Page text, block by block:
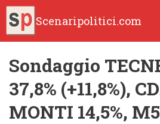
Scenaripolitici.com
Sondaggio
37,8% (+11,8%),
MONTI 14,5%,